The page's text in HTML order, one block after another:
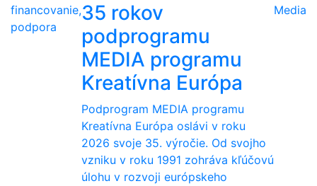
financovanie,
podpora
35 rokov
podprogramu
MEDIA programu
Kreatívna Európa
Podprogram MEDIA programu
Kreatívna Európa oslávi v roku
2026 svoje 35. výročie. Od svojho
vzniku v roku 1991 zohráva kľúčovú
úlohu v rozvoji európskeho
Media